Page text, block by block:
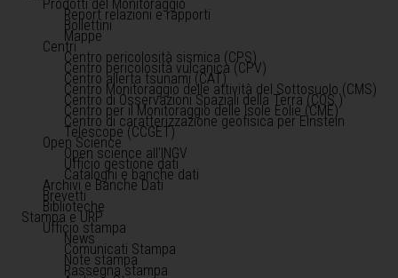
Prodotti del Monitoraggio
Report relazioni e rapporti
Bollettini
Mappe
Centri
Centro pericolosità sismica (CPS)
Centro pericolosità vulcanica (CPV)
Centro allerta tsunami (CAT)
Centro Monitoraggio delle attività del Sottosuolo (CMS)
Centro di Osservazioni Spaziali della Terra (COS )
Centro per il Monitoraggio delle Isole Eolie (CME)
Centro di caratterizzazione geofisica per Einstein
Telescope (CCGET)
Open Science
Open science all'INGV
Ufficio gestione dati
Cataloghi e banche dati
Archivi e Banche Dati
Brevetti
Biblioteche
Stampa e URP
Ufficio stampa
News
Comunicati Stampa
Note stampa
Rassegna stampa